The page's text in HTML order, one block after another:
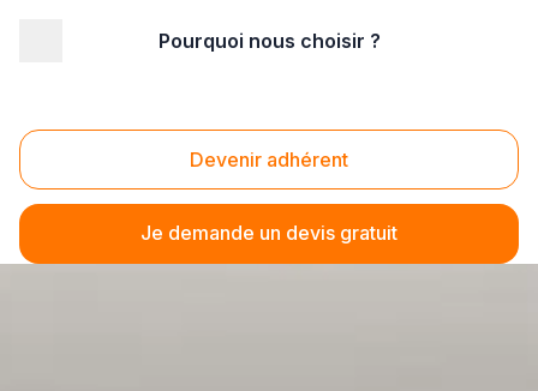
Pourquoi nous choisir ?
Devenir adhérent
Je demande un devis gratuit